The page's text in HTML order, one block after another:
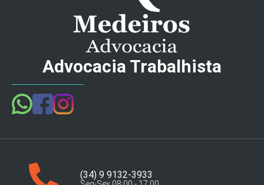
Advocacia Trabalhista
(34) 9 9132-3933